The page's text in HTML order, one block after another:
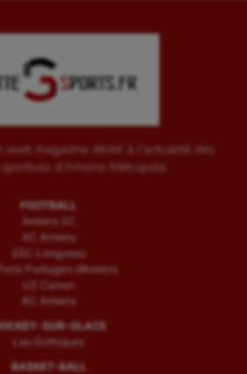
/ Marche
web magazine dédié à l'actualité des
d'Amiens Métropole.
FOOTBALL
Amiens SC
AC Amiens
ESC Longueau
Porto Portugais d’Amiens
US Camon
RC Amiens
SUR-GLACE
Les Gothiques
BASKET-BALL